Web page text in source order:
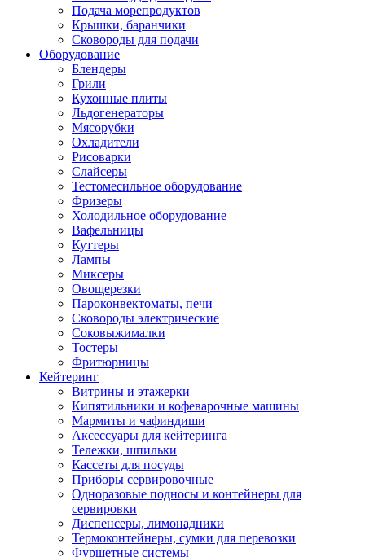
Подача морепродуктов
Крышки, баранчики
Сковороды для подачи
Оборудование
Блендеры
Грили
Кухонные плиты
Льдогенераторы
Мясорубки
Охладители
Рисоварки
Слайсеры
Тестомесильное оборудование
Фризеры
Холодильное оборудование
Вафельницы
Куттеры
Лампы
Миксеры
Овощерезки
Пароконвектоматы, печи
Сковороды электрические
Соковыжималки
Тостеры
Фритюрницы
Кейтеринг
Витрины и этажерки
Кипятильники и кофеварочные машины
Мармиты и чафиндиши
Аксессуары для кейтеринга
Тележки, шпильки
Кассеты для посуды
Приборы сервировочные
Одноразовые подносы и контейнеры для
сервировки
Диспенсеры, лимонадники
Термоконтейнеры, сумки для перевозки
Фуршетные системы